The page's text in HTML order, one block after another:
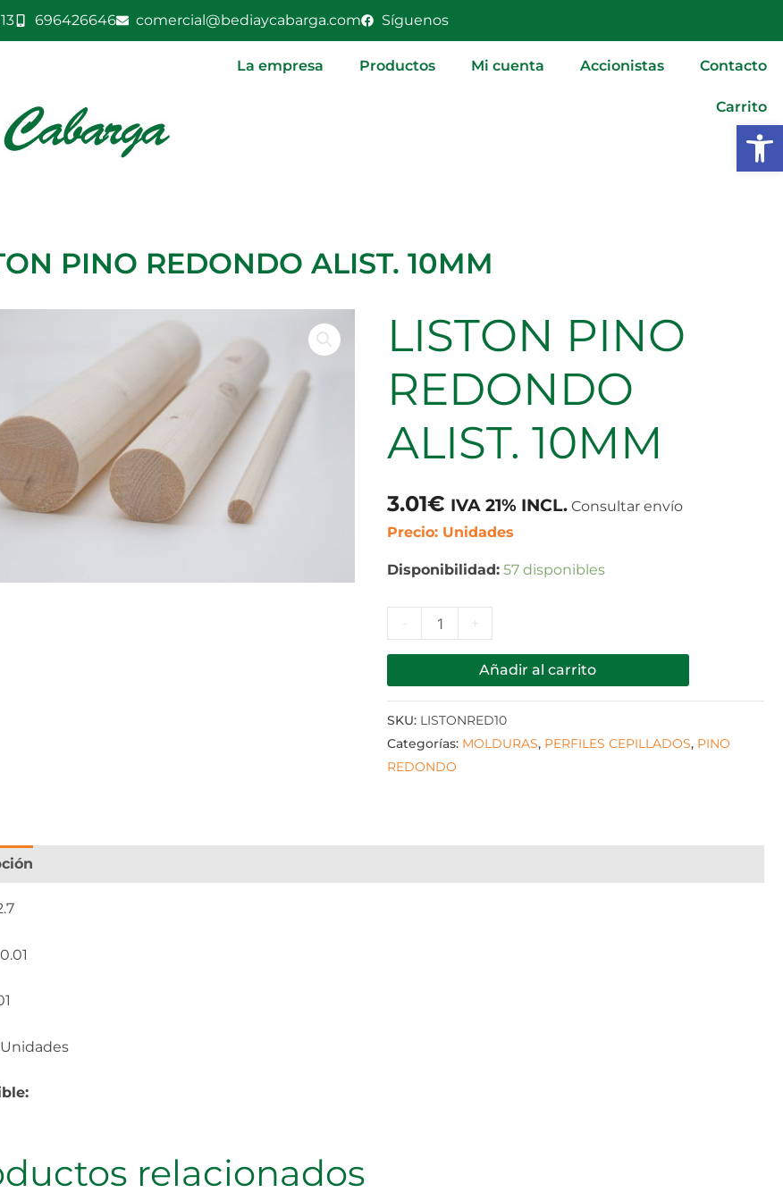
696426646 comercial@bediaycabarga.com Síguenos
La empresa Productos Mi cuenta Accionistas Contacto
Carrito
PINO REDONDO ALIST. 10MM
LISTON PINO
REDONDO
ALIST. 10MM
3.01€ IVA 21% INCL. Consultar envío
Precio: Unidades
Disponibilidad: 57 disponibles
LISTON
ALIST.
cantidad
+
Añadir al carrito
SKU: LISTONRED10
Categorías: MOLDURAS, PERFILES CEPILLADOS, PINO
REDONDO
0.01
Unidades
relacionados
10MM
cantidad